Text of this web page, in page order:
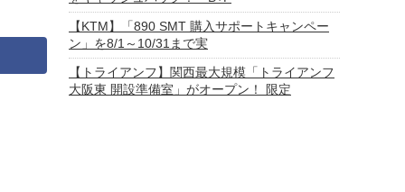
【KTM】「890 SMT 購入サポートキャンペー
ン」を8/1～10/31まで実
【トライアンフ】関西最大規模「トライアンフ
大阪東 開設準備室」がオープン！ 限定